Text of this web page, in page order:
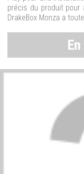
précis du produit pour
DrakeBox Monza a